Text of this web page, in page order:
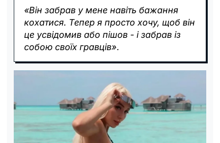
«Він забрав у мене навіть бажання
кохатися. Тепер я просто хочу, щоб він
це усвідомив або пішов - і забрав із
собою своїх гравців».